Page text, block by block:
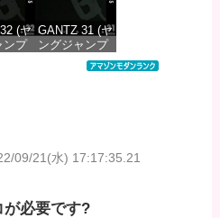
(ヤ
ンプ
GANTZ 31 (ヤ
ングジャンプ
コミックス
09/21(水) 17:17:35.21
が必要です?